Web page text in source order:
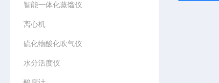
智能一体化蒸馏仪
离心机
硫化物酸化吹气仪
水分活度仪